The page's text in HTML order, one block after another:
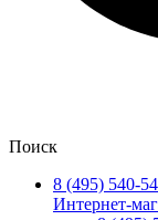
Поиск
8 (495) 540-
Интернет-